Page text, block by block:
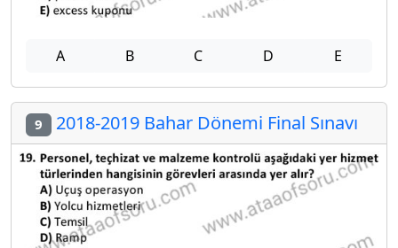
A B C D E
9 2018-2019 Bahar Dönemi Final Sınavı